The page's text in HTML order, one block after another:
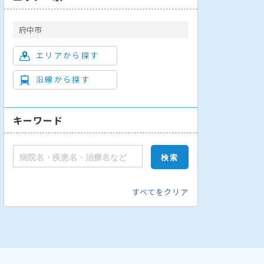
府中市
エリアから探す
沿線から探す
キーワード
すべてをクリア